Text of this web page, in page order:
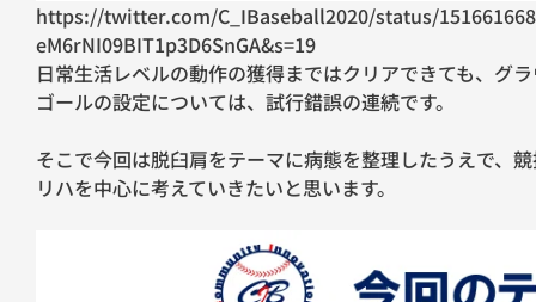
https://twitter.com/C_IBaseball2020/status/
eM6rNI09BIT1p3D6SnGA&s=19
日常生活レベルの動作の獲得まではクリアできても、グ
ゴールの設定については、試行錯誤の連続です。
そこで今回は脱臼肩をテーマに病態を整理したうえで、
リハを中心に考えていきたいと思います。